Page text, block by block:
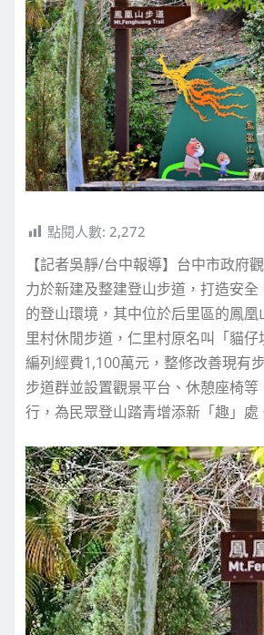
點閱人數: 2,272
【記者吳靜/台中報導】台中市政府
力於新建及整建登山步道，打造安
的登山環境，其中位於后里區的鳳
里村休閒步道，仁里村原名叫「貓
編列經費1,100萬元，整修改善現有
步道群並設置觀景平台、休憩座椅
行，為民眾登山踏青增添新「趣」處